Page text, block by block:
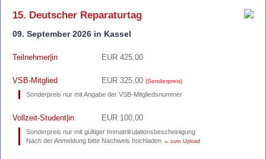
15. Deutscher Reparaturtag
09. September 2026 in Kassel
Teilnehmer|in EUR 425,00
VSB-Mitglied EUR 325,00 (Sonderpreis)
Sonderpreis nur mit Angabe der VSB-Mitgliedsnummer
Vollzeit-Student|in EUR 100,00
Sonderpreis nur mit gültiger Immatrikulationsbescheinigung
Nach der Anmeldung bitte Nachweis hochladen → zum Upload